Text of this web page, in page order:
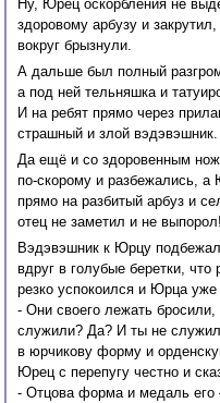
Ну, Юрец оскорбления не
здоровому арбузу и
вокруг брызнули.
А дальше был полный
а под ней тельняшка и
И на ребят прямо через
страшный и злой вэдэвэшник.
Да ещё и со здоровенным
по-скорому и разбежались, а
прямо на разбитый арбуз и
отец не заметил и не выпорол!
Вэдэвэшник к Юрцу
вдруг в голубые беретки,
резко успокоился и Юрца уже
- Они своего лежать
служили? Да? И ты не
в юрчикову форму и
Юрец с перепугу честно и
- Отцова форма и медаль его